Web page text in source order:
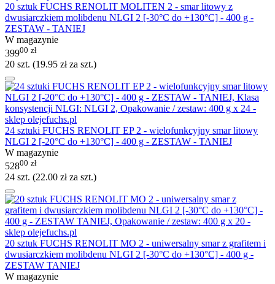
20 sztuk FUCHS RENOLIT MOLITEN 2 - smar litowy z
dwusiarczkiem molibdenu NLGI 2 [-30°C do +130°C] - 400 g -
ZESTAW - TANIEJ
W magazynie
39900 zł
20 szt. (19.95 złza szt.)
24 sztuki FUCHS RENOLIT EP 2 - wielofunkcyjny smar litowy
NLGI 2 [-20°C do +130°C] - 400 g - ZESTAW - TANIEJ
W magazynie
52800 zł
24 szt. (22.00 złza szt.)
20 sztuk FUCHS RENOLIT MO 2 - uniwersalny smar z grafitem i
dwusiarczkiem molibdenu NLGI 2 [-30°C do +130°C] - 400 g -
ZESTAW TANIEJ
W magazynie